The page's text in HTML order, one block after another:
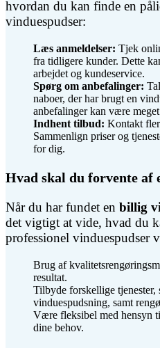
hvordan du kan finde en
vinduespudser:
Læs anmeldelser: Tjek
fra tidligere kunder. Dette
arbejdet og kundeservice.
Spørg om anbefalinger:
naboer, der har brugt en
anbefalinger kan være
Indhent tilbud: Kontakt
Sammenlign priser og
for dig.
Hvad skal du forvente af
Når du har fundet en billig
det vigtigt at vide, hvad du
professionel vinduespudser
Brug af
resultat.
Tilbyde forskellige
vinduespudsning, samt
Være fleksibel med hensyn
dine behov.